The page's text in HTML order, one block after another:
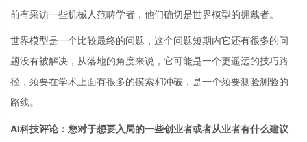
前有采访一些机械人范畴学者，他们确切是世界模型的拥戴者。
世界模型是一个比较最终的问题，这个问题短期内它还有很多的问
题没有被解决，从落地的角度来说，它可能是一个更遥远的技巧路
径，须要在学术上面有很多的摸索和冲破，是一个须要测验测验的
路线。
AI科技评论：您对于想要入局的一些创业者或者从业者有什么建议